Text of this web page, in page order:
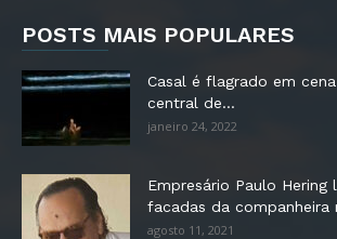
POSTS MAIS POPULARES
Casal é flagrado em
central de...
janeiro 24, 2022
Empresário Paulo Hering
facadas da companheira
agosto 11, 2021